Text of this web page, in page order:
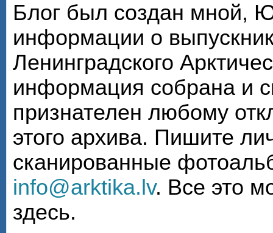
Блог был создан мной,
информации о
Ленинградского
информация собрана и
признателен любому
этого архива. Пишите
сканированные
info@arktika.lv. Все это
здесь.